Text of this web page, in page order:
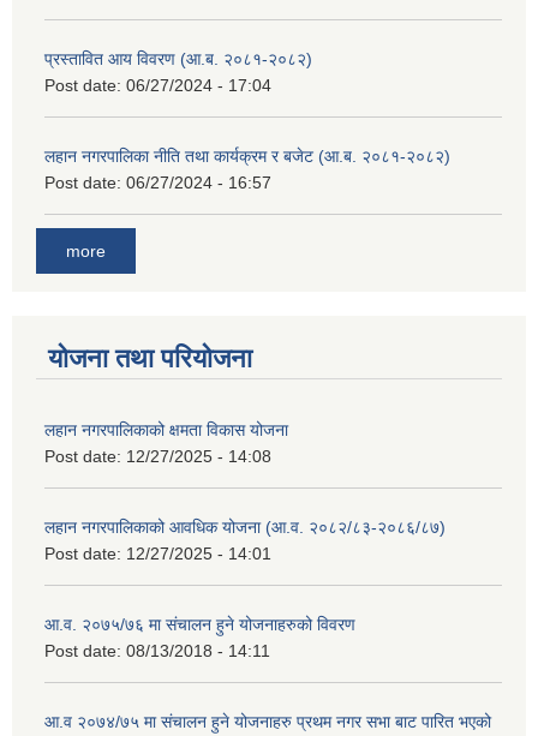
प्रस्तावित आय विवरण (आ.ब. २०८१-२०८२)
Post date: 06/27/2024 - 17:04
लहान नगरपालिका नीति तथा कार्यक्रम र बजेट (आ.ब. २०८१-२०८२)
Post date: 06/27/2024 - 16:57
more
योजना तथा परियोजना
लहान नगरपालिकाको क्षमता विकास योजना
Post date: 12/27/2025 - 14:08
लहान नगरपालिकाको आवधिक योजना (आ.व. २०८२/८३-२०८६/८७)
Post date: 12/27/2025 - 14:01
आ.व. २०७५/७६ मा संचालन हुने योजनाहरुको विवरण
Post date: 08/13/2018 - 14:11
आ.व २०७४/७५ मा संचालन हुने योजनाहरु प्रथम नगर सभा बाट पारित भएको